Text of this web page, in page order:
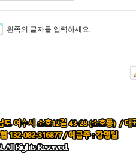
왼쪽의 글자를 입력하세요.